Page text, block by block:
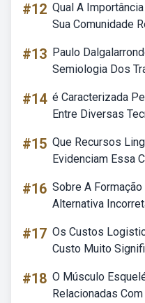
#12 Qual A
Sua Comunidade
#13 Paulo
Semiologia Dos
#14 é Caracterizada
Entre Diversas
#15 Que Recursos
Evidenciam Essa
#16 Sobre A
Alternativa
#17 Os Custos
Custo Muito
#18 O Músculo
Relacionadas